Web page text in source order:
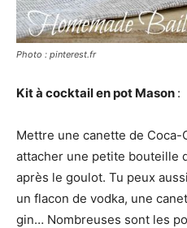
Photo : pinterest.fr
Kit à cocktail en pot Mason :
Mettre une canette de Coca-
attacher une petite bouteille
après le goulot. Tu peux
un flacon de vodka, une
gin… Nombreuses sont les